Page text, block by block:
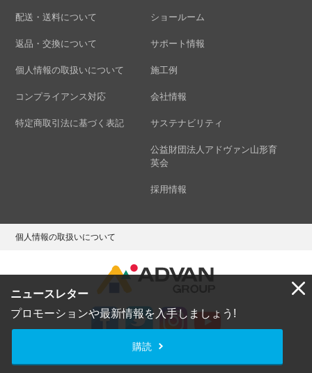
ニュースレター
プロモーションや最新情報を入手しましょう!
購読
配送・送料について
返品・交換について
個人情報の取扱いについて
コンプライアンス対応
特定商取引法に基づく表記
ショールーム
サポート情報
施工例
会社情報
サステナビリティ
公益財団法人アドヴァン山形育
英会
採用情報
個人情報の取扱いについて